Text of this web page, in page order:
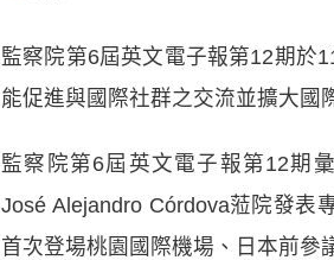
監察院第6屆英文電子報第12期於
能促進與國際社群之交流並擴大國
監察院第6屆英文電子報第12期
José Alejandro Córdova蒞院發表
首次登場桃園國際機場、日本前參